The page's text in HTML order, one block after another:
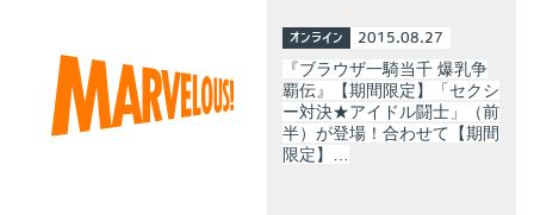
オンライン 2015.08.27
『ブラウザ一騎当千 爆乳争
覇伝』【期間限定】「セクシ
ー対決★アイドル闘士」（前
半）が登場！合わせて【期間
限定】…